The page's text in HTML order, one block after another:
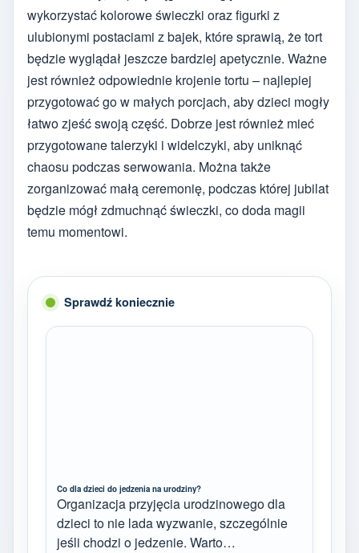
wykorzystać kolorowe świeczki oraz figurki z
ulubionymi postaciami z bajek, które sprawią, że tort
będzie wyglądał jeszcze bardziej apetycznie. Ważne
jest również odpowiednie krojenie tortu – najlepiej
przygotować go w małych porcjach, aby dzieci mogły
łatwo zjeść swoją część. Dobrze jest również mieć
przygotowane talerzyki i widelczyki, aby uniknąć
chaosu podczas serwowania. Można także
zorganizować małą ceremonię, podczas której jubilat
będzie mógł zdmuchnąć świeczki, co doda magii
temu momentowi.
Sprawdź koniecznie
Co dla dzieci do jedzenia na urodziny?
Organizacja przyjęcia urodzinowego dla
dzieci to nie lada wyzwanie, szczególnie
jeśli chodzi o jedzenie. Warto…